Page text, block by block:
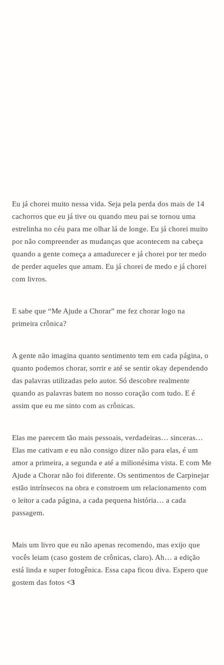
Eu já chorei muito nessa vida. Seja pela perda dos mais de 14
cachorros que eu já tive ou quando meu pai se tornou uma
estrelinha no céu para me olhar lá de longe. Eu já chorei muito
por não compreender as mudanças que acontecem na cabeça
quando a gente começa a amadurecer e já chorei por ter medo
de perder aqueles que amam. Eu já chorei de medo e já chorei
com livros.
E sabe que “Me Ajude a Chorar” me fez chorar logo na
primeira crônica?
A gente não imagina quanto sentimento tem em cada página, o
quanto podemos chorar, sorrir e até se sentir okay dependendo
das palavras utilizadas pelo autor. Só descobre realmente
quando as palavras batem no nosso coração com tudo. E é
assim que eu me sinto com as crônicas.
Elas me parecem tão mais pessoais, verdadeiras… sinceras…
Elas me cativam e eu não consigo dizer não para elas, é um
amor a primeira, a segunda e até a milionésima vista. E com Me
Ajude a Chorar não foi diferente. Os sentimentos de Carpinejar
estão intrínsecos na obra e constroem um relacionamento com
o leitor a cada página, a cada pequena história… a cada
passagem.
Mais um livro que eu não apenas recomendo, mas exijo que
vocês leiam (caso gostem de crônicas, claro). Ah… a edição
está linda e super fotogênica. Essa capa ficou diva. Espero que
gostem das fotos <3